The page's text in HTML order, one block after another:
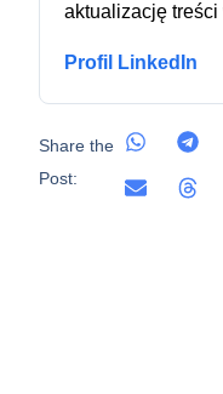
aktualizację
Profil LinkedIn
Share the
Post: